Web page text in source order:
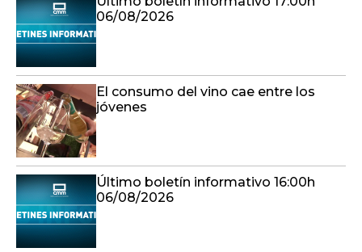
06/08/2026
El consumo del vino cae entre los
jóvenes
Último boletín informativo 16:00h
06/08/2026